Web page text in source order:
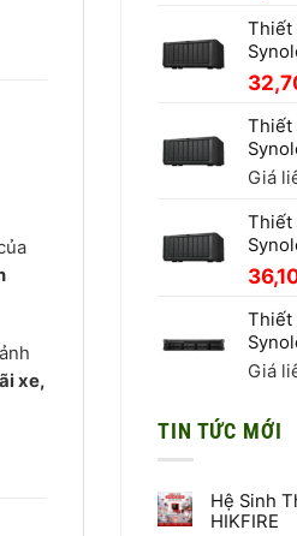
Thiết
Thiết
Giá
Thiết
Thiết
Giá
TIN TỨC MỚI
Hệ Sinh
HIKFIRE
xe,